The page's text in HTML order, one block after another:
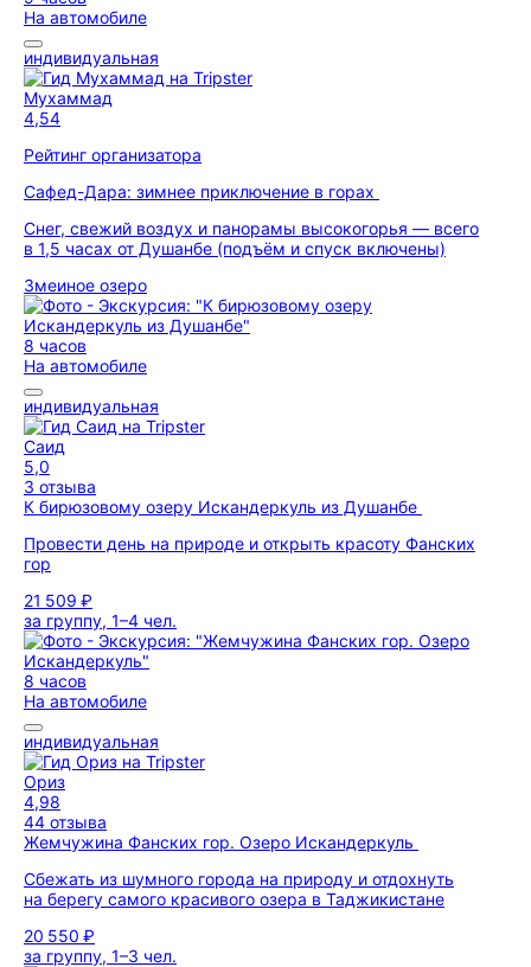
На автомобиле
индивидуальная
Мухаммад
4,54
Рейтинг организатора
Сафед-Дара: зимнее приключение в горах
Снег, свежий воздух и панорамы высокогорья — всего
в 1,5 часах от Душанбе (подъём и спуск включены)
Змеиное озеро
8 часов
На автомобиле
индивидуальная
Саид
5,0
3 отзыва
К бирюзовому озеру Искандеркуль из Душанбе
Провести день на природе и открыть красоту Фанских
гор
21 509 ₽
за группу, 1–4 чел.
8 часов
На автомобиле
индивидуальная
Ориз
4,98
44 отзыва
Жемчужина Фанских гор. Озеро Искандеркуль
Сбежать из шумного города на природу и отдохнуть
на берегу самого красивого озера в Таджикистане
20 550 ₽
за группу, 1–3 чел.